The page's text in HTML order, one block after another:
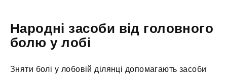
Народні засоби від головного
болю у лобі
Зняти болі у лобовій ділянці допомагають засоби